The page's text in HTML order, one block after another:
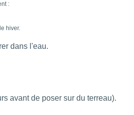
:
hiver.
dans l'eau.
avant de poser sur du terreau).